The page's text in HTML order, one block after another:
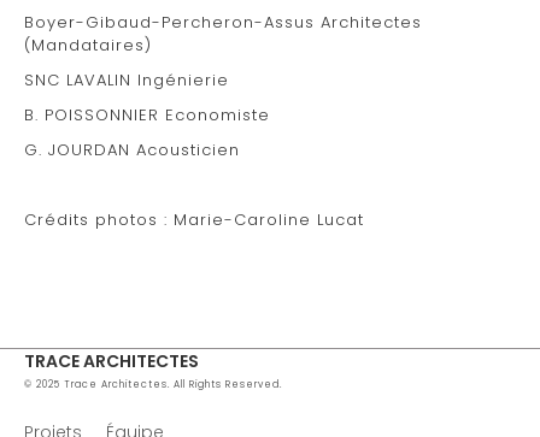
Boyer-Gibaud-Percheron-Assus Architectes
(Mandataires)
SNC LAVALIN Ingénierie
B. POISSONNIER Economiste
G. JOURDAN Acousticien
Crédits photos : Marie-Caroline Lucat
TRACE ARCHITECTES
© 2025 Trace Architectes. All Rights Reserved.
Projets Équipe